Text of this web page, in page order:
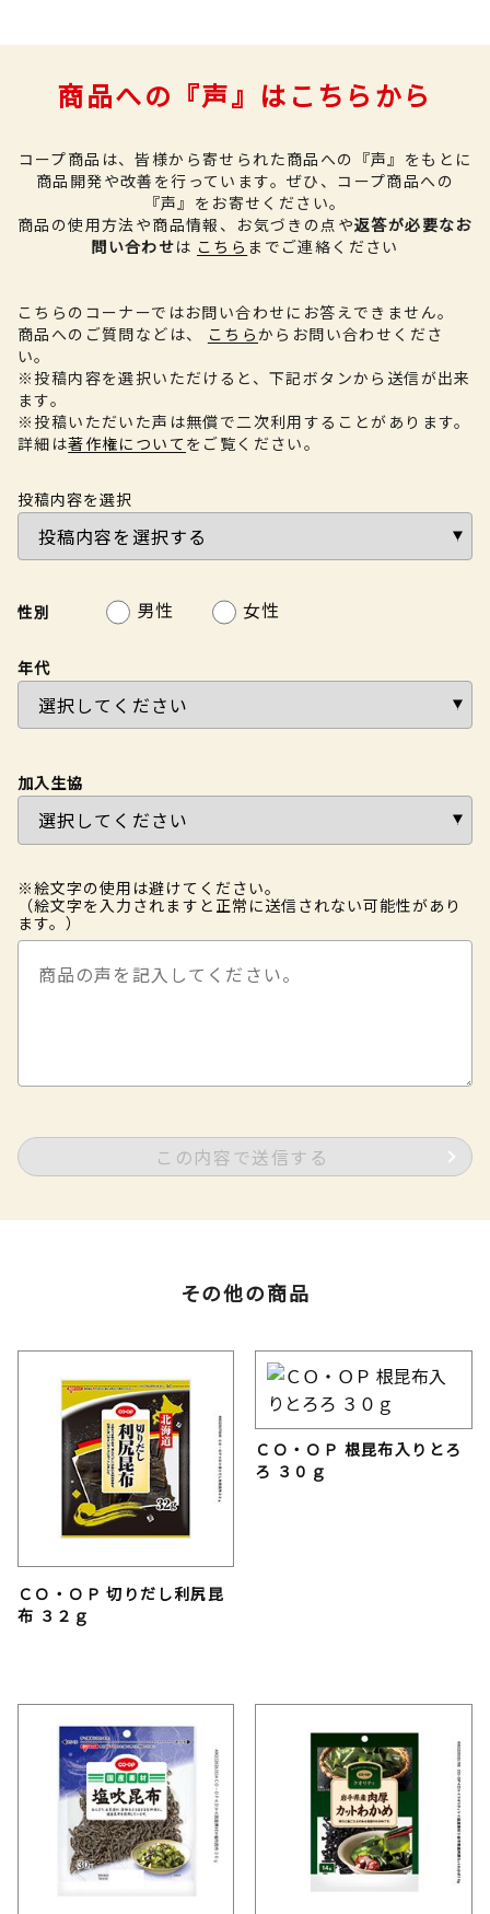
商品への『声』はこちらから
コープ商品は、皆様から寄せられた商品への『声』をもとに
商品開発や改善を行っています。 ぜひ、コープ商品への
『声』をお寄せください。
商品の使用方法や商品情報、お気づきの点や返答が必要なお
問い合わせは こちら までご連絡ください
こちらのコーナーではお問い合わせにお答えできません。
商品へのご質問などは、
こちらからお問い合わせくださ
い。
※投稿内容を選択いただけると、下記ボタンから送信が出来
ます。
※投稿いただいた声は無償で二次利用することがあります。
詳細は著作権について をご覧ください。
投稿内容を選択
性別 男性 女性
年代
加入生協
※絵文字の使用は避けてください。
（絵文字を入力されますと正常に送信されない可能性があり
ます。）
この内容で送信する
その他の商品
ＣＯ・ＯＰ 切りだし利尻昆
布 ３２ｇ
ＣＯ・ＯＰ 根昆布入りとろ
ろ ３０ｇ